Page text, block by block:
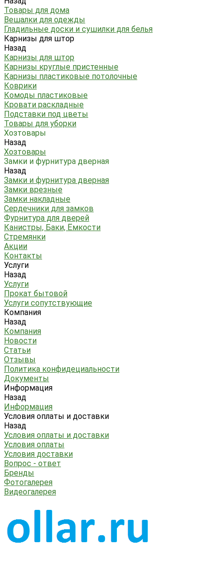
Товары для дома
Вешалки для одежды
Гладильные доски и сушилки для белья
Карнизы для штор
Назад
Карнизы для штор
Карнизы круглые пристенные
Карнизы пластиковые потолочные
Коврики
Комоды пластиковые
Кровати раскладные
Подставки под цветы
Товары для уборки
Хозтовары
Назад
Хозтовары
Замки и фурнитура дверная
Назад
Замки и фурнитура дверная
Замки врезные
Замки накладные
Сердечники для замков
Фурнитура для дверей
Канистры, Баки, Ёмкости
Стремянки
Акции
Контакты
Услуги
Назад
Услуги
Прокат бытовой
Услуги сопутствующие
Компания
Назад
Компания
Новости
Статьи
Отзывы
Политика конфидециальности
Документы
Информация
Назад
Информация
Условия оплаты и доставки
Назад
Условия оплаты и доставки
Условия оплаты
Условия доставки
Вопрос - ответ
Бренды
Фотогалерея
Видеогалерея